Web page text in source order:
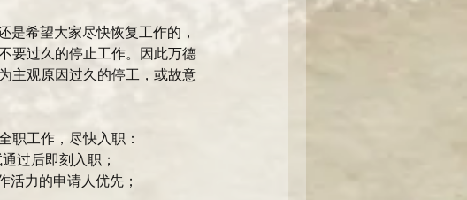
是希望大家尽快恢复工作的，
要过久的停止工作。因此万德
主观原因过久的停工，或故意
职工作，尽快入职：
过后即刻入职；
活力的申请人优先；